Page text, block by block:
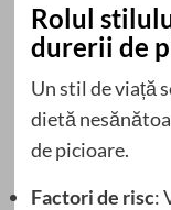
Rolul
durerii de
Un stil de viață
dietă
de picioare.
Factori de risc: